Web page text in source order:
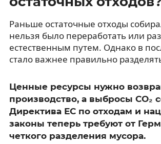
Раньше остаточные отходы
нельзя было переработать или
естественным путем. Однако в
стало важнее правильно
Ценные ресурсы нужно
производство, а выбросы CO₂
Директива ЕС по отходам и
законы теперь требуют от
четкого разделения мусора.